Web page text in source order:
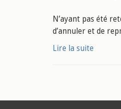
N’ayant pas été
d’annuler et de
Lire la suite